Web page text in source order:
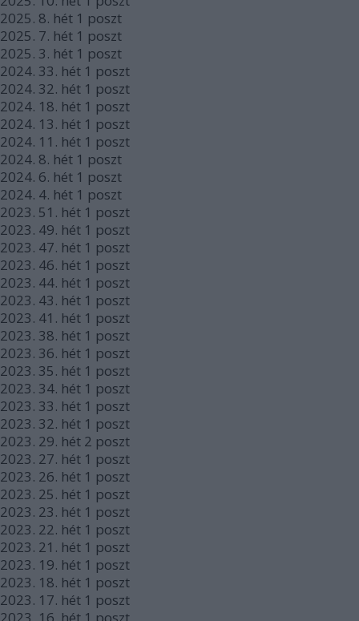
2025. 8. hét 1 poszt
2025. 7. hét 1 poszt
2025. 3. hét 1 poszt
2024. 33. hét 1 poszt
2024. 32. hét 1 poszt
2024. 18. hét 1 poszt
2024. 13. hét 1 poszt
2024. 11. hét 1 poszt
2024. 8. hét 1 poszt
2024. 6. hét 1 poszt
2024. 4. hét 1 poszt
2023. 51. hét 1 poszt
2023. 49. hét 1 poszt
2023. 47. hét 1 poszt
2023. 46. hét 1 poszt
2023. 44. hét 1 poszt
2023. 43. hét 1 poszt
2023. 41. hét 1 poszt
2023. 38. hét 1 poszt
2023. 36. hét 1 poszt
2023. 35. hét 1 poszt
2023. 34. hét 1 poszt
2023. 33. hét 1 poszt
2023. 32. hét 1 poszt
2023. 29. hét 2 poszt
2023. 27. hét 1 poszt
2023. 26. hét 1 poszt
2023. 25. hét 1 poszt
2023. 23. hét 1 poszt
2023. 22. hét 1 poszt
2023. 21. hét 1 poszt
2023. 19. hét 1 poszt
2023. 18. hét 1 poszt
2023. 17. hét 1 poszt